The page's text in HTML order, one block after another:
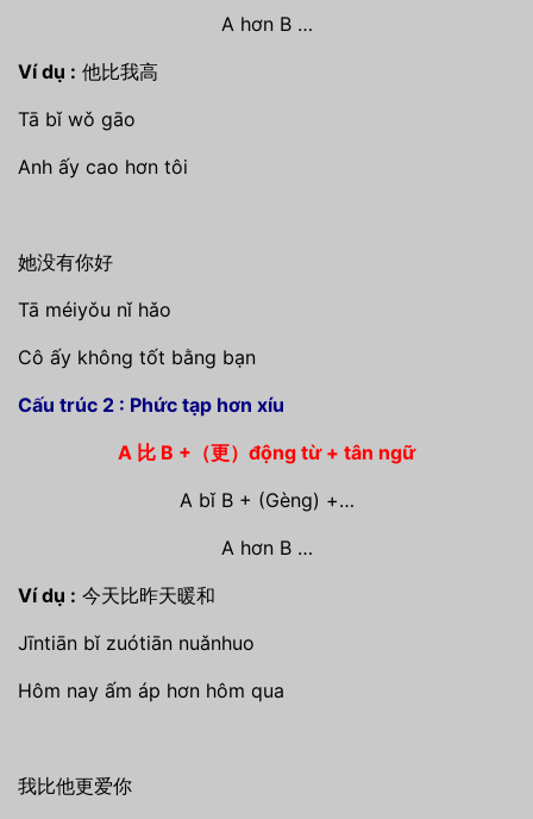
A hơn B …
Ví dụ : 他比我高
Tā bǐ wǒ gāo
Anh ấy cao hơn tôi
她没有你好
Tā méiyǒu nǐ hǎo
Cô ấy không tốt bằng bạn
Cấu trúc 2 : Phức tạp hơn xíu
A 比 B +（更）động từ + tân ngữ
A bǐ B + (Gèng) +…
A hơn B …
Ví dụ : 今天比昨天暖和
Jīntiān bǐ zuótiān nuǎnhuo
Hôm nay ấm áp hơn hôm qua
我比他更爱你